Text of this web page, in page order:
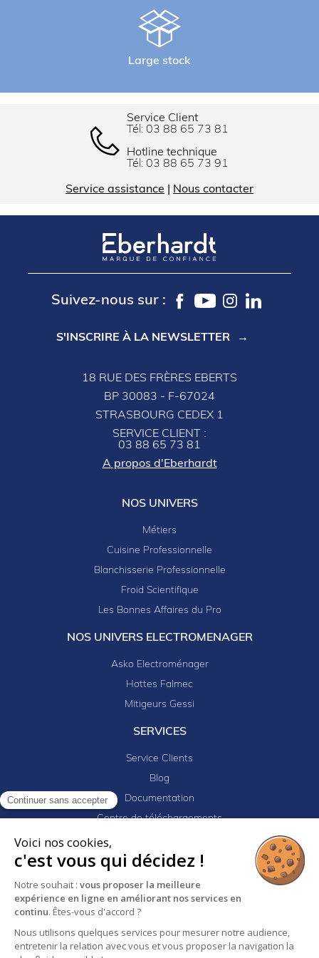
Continuer sans accepter
Voici nos cookies,
c'est vous qui décidez !
Notre souhait : vous proposer la meilleure
expérience en ligne en améliorant nos services en
continu. Êtes-vous d'accord ?
Nous utilisons quelques services pour mesurer notre audience,
entretenir la relation avec vous et vous proposer la navigation la
Bac à eau sous le brûleur.
Configurés d’usine pour gaz naturel (injecteurs
butane/propane fournis).
Large stock
Service Client
Tél: 03 88 65 73 81
Hotline technique
Tél: 03 88 65 73 91
Service assistance Nous contacter
Suivez-nous sur :
S'INSCRIRE À LA NEWSLETTER
18 RUE DES FRÈRES EBERTS
BP 30083 - F-67024
STRASBOURG CEDEX 1
SERVICE CLIENT :
03 88 65 73 81
A propos d'Eberhardt
NOS UNIVERS
Métiers
Cuisine Professionnelle
Blanchisserie Professionnelle
Froid Scientifique
Les Bonnes Affaires du Pro
NOS UNIVERS ELECTROMENAGER
Asko Electroménager
Hottes Falmec
Mitigeurs Gessi
SERVICES
Service Clients
Blog
Documentation
Centre de téléchargements
Newsletter
Mentions légales
Politique de confidentialité
Conditions générales de vente